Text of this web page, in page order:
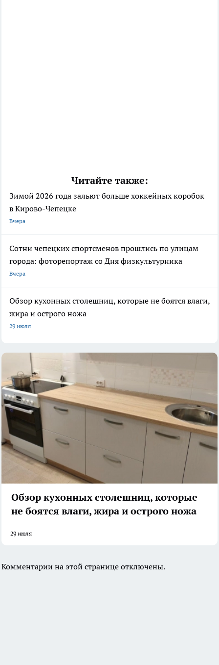
Читайте также:
Зимой 2026 года зальют больше хоккейных коробок
в Кирово-Чепецке
Вчера
Сотни чепецких спортсменов прошлись по улицам
города: фоторепортаж со Дня физкультурника
Вчера
Обзор кухонных столешниц, которые не боятся влаги,
жира и острого ножа
29 июля
Обзор кухонных столешниц, которые
не боятся влаги, жира и острого ножа
29 июля
Комментарии на этой странице отключены.